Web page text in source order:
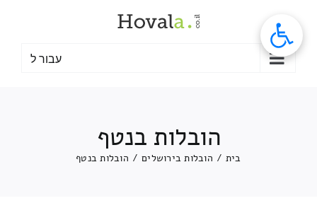
עבור ל
הובלות בנטף
בית / הובלות בירושלים / הובלות בנטף